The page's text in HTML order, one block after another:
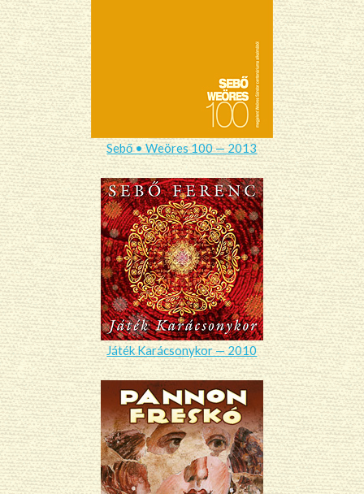
Sebő • Weöres 100 — 2013
Játék Karácsonykor — 2010